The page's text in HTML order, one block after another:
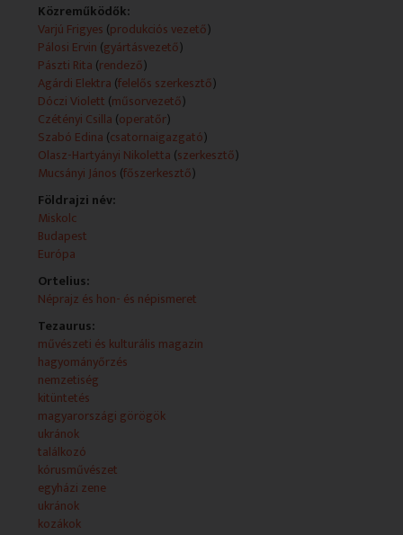
Technikai leírás:
A feltüntetett műsorkészítők köre adásonként változó.
A műsorszolgáltatói információk (Műsorszolgáltatói
ismertető) forrása változó (teletext, mediaklikk.hu).
Műsorszolgáltatói ismertető:
Pro Cultura Minoritatum Hungariae
Október 13-án az Uránia Nemzeti Filmszínházban
adták át az idei Pro Cultura Minoritatum Hungariae
díjakat, a magyarországi nemzetiségek kultúrájáért
Rondó nézői számára is ismerős nemzetiségi
művészek szerepelnek.
Miskolci görögök – 70 év fotói
Idén 70 éve, hogy az 1946-49-es görög polgárháború
következtében görög politikai menekültek érkeztek
leltek új hazára.Budapest és a görög falu, Beloiannisz
után a harmadik legnagyobb görög kolónia Miskolcon
jött létre.
Ukrán Egyházi Kórustalálkozó
A Mária Oltalma nevet viselő magyarországi ukrán
görögkatolikus közösség első alkalommal szervezett
egyházzenei kórustalálkozót Budapesten, azzal a nem
titkolt céllal, hogy a nemzetek a zene és a hit
segítségével közeledjenek egymáshoz.
Közreműködők:
Varjú Frigyes (produkciós vezető)
Pálosi Ervin (gyártásvezető)
Pászti Rita (rendező)
Agárdi Elektra (felelős szerkesztő)
Dóczi Violett (műsorvezető)
Czétényi Csilla (operatőr)
Szabó Edina (csatornaigazgató)
Olasz-Hartyányi Nikoletta (szerkesztő)
Mucsányi János (főszerkesztő)
Földrajzi név:
Miskolc
Budapest
Európa
Ortelius:
Néprajz és hon- és népismeret
Tezaurus:
művészeti és kulturális magazin
hagyományőrzés
nemzetiség
kitüntetés
magyarországi görögök
ukránok
találkozó
kórusművészet
egyházi zene
ukránok
kozákok